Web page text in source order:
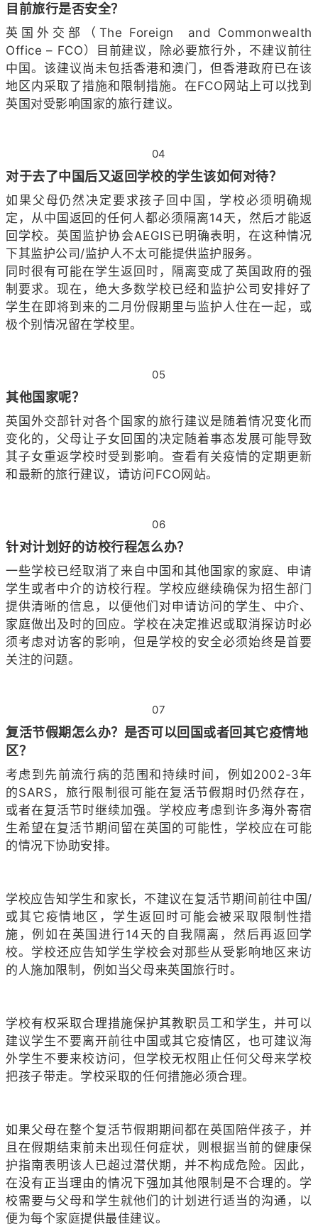
目前旅行是否安全？
英国外交部（The Foreign and Commonwealth
Office – FCO）目前建议，除必要旅行外，不建议前往
中国。该建议尚未包括香港和澳门，但香港政府已在该
地区内采取了措施和限制措施。在FCO网站上可以找到
英国对受影响国家的旅行建议。
04
对于去了中国后又返回学校的学生该如何对待？
如果父母仍然决定要求孩子回中国，学校必须明确规
定，从中国返回的任何人都必须隔离14天，然后才能返
回学校。英国监护协会AEGIS已明确表明，在这种情况
下其监护公司/监护人不太可能提供监护服务。
同时很有可能在学生返回时，隔离变成了英国政府的强
制要求。现在，绝大多数学校已经和监护公司安排好了
学生在即将到来的二月份假期里与监护人住在一起，或
极个别情况留在学校里。
05
其他国家呢？
英国外交部针对各个国家的旅行建议是随着情况变化而
变化的，父母让子女回国的决定随着事态发展可能导致
其子女重返学校时受到影响。查看有关疫情的定期更新
和最新的旅行建议，请访问FCO网站。
06
针对计划好的访校行程怎么办？
一些学校已经取消了来自中国和其他国家的家庭、申请
学生或者中介的访校行程。学校应继续确保为招生部门
提供清晰的信息，以便他们对申请访问的学生、中介、
家庭做出及时的回应。学校在决定推迟或取消探访时必
须考虑对访客的影响，但是学校的安全必须始终是首要
关注的问题。
07
复活节假期怎么办？是否可以回国或者回其它疫情地
区？
考虑到先前流行病的范围和持续时间，例如2002-3年
的SARS，旅行限制很可能在复活节假期时仍然存在，
或者在复活节时继续加强。学校应考虑到许多海外寄宿
生希望在复活节期间留在英国的可能性，学校应在可能
的情况下协助安排。
学校应告知学生和家长，不建议在复活节期间前往中国/
或其它疫情地区，学生返回时可能会被采取限制性措
施，例如在英国进行14天的自我隔离，然后再返回学
校。学校还应告知学生学校会对那些从受影响地区来访
的人施加限制，例如当父母来英国旅行时。
学校有权采取合理措施保护其教职员工和学生，并可以
建议学生不要离开前往中国或其它疫情区，也可建议海
外学生不要来校访问，但学校无权阻止任何父母来学校
把孩子带走。学校采取的任何措施必须合理。
如果父母在整个复活节假期期间都在英国陪伴孩子，并
且在假期结束前未出现任何症状，则根据当前的健康保
护指南表明该人已超过潜伏期，并不构成危险。因此，
在没有正当理由的情况下强加其他限制是不合理的。学
校需要与父母和学生就他们的计划进行适当的沟通，以
便为每个家庭提供最佳建议。